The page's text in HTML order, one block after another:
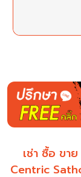
เช่า ซื้อ ขา
Centric